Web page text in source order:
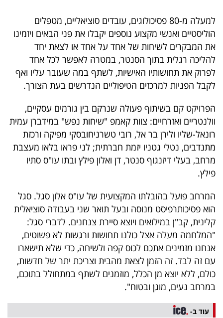
המילון
הכלכלי
פודקאסט
40
UNDER
40
שיתופי
פעולה
דרושים
ניוזלטרים
מייל
אדום
למעלה מ-80 פסיכולוגים, עובדים סוציאליים, מטפלים
הוליסטיים ואנשי מקצוע נוספים יקבלו את פני הבאים ויזמינו
את המבקרים לשיחות של אחד על אחד או לצאת יחד
להליכה רגלית בתוך הסנטר, במטרה לאפשר לכל אחד
לפרוק את תחושותיו האישיות, לשתף במה שעובר עליו ואף
לקבל הפניות למרכזים הטיפוליים הנדרשים בעת הצורך.
הפרויקט קם בשיתוף פעולה שנרקם בין גורמים עסקיים,
וולנטריים ואזרחיים: צוות קאמפ "שיחות נפש" במידברן עמית
רונאל-שליו ולירן בר אל, רובי טשרניחובסקי מפיקה ורכזת
מתנדבים, נטלי גטניו יזמת חברתית; לני פראו בלאו מעצבת
מרחב, בעלי דיזנגוף סנטר, דן ואלון פילץ ובתו עו"ס סתיו
פילץ.
המרחב פועל בהובלתו המקצועית של עו"ס אלון סגל. סגל
הוא פסיכותרפיסט מנוסה ובעל תואר שני בעבודה סוציאלית
קלינית, קב"ן במילואים ויוצא סיירת צנחנים. לדברי סגל:
"המלחמה מעלה אצל כולנו תחושות ורגשות לא פשוטים,
אנחנו מזמינים אתכם לכוס קפה ולשיחה, כדי שלא תישארו
עם זה לבד. זה הזמן לצאת מהבית וצריכת יתר של חדשות,
כולם, ללא יוצא מן הכלל, מוזמנים לשתף במתחולל בתוכם,
במרחב נעים, מוגן ובטוח".
עוד ב-